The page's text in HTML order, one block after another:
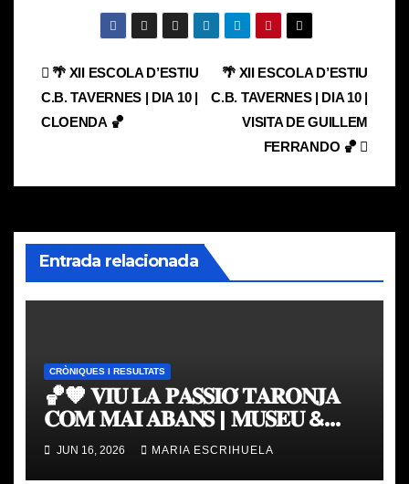
Navegación
de
🌴 XII ESCOLA D’ESTIU
C.B. TAVERNES | DIA 10 |
VISITA DE GUILLEM
FERRANDO 🏀
🌴 XII ESCOLA D’ESTIU
C.B. TAVERNES | DIA 10 |
CLOENDA 🏀
Entrada relacionada
CRÒNIQUES I RESULTATS
🏀🧡 𝐕𝐈𝐔 𝐋𝐀 𝐏𝐀𝐒𝐒𝐈𝐎́ 𝐓𝐀𝐑𝐎𝐍𝐉𝐀
𝐂𝐎𝐌 𝐌𝐀𝐈 𝐀𝐁𝐀𝐍𝐒 | 𝐌𝐔𝐒𝐄𝐔 &
𝐓𝐎𝐔𝐑 𝐕𝐀𝐋𝐄𝐍𝐂𝐈𝐀 𝐁𝐀𝐒𝐊𝐄𝐓
JUN 16, 2026 MARIA ESCRIHUELA